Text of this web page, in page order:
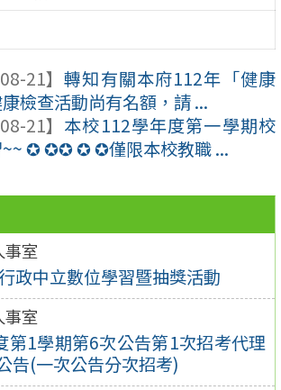
事室
政中立數位學習暨抽獎活動
事室
第1學期第6次公告第1次招考代理
告(一次公告分次招考)
21】 轉知有關本府112年「健康
檢查活動尚有名額，請 ...
21】 本校112學年度第一學期校
~~ ✪ ✪✪ ✪ ✪僅限本校教職 ...